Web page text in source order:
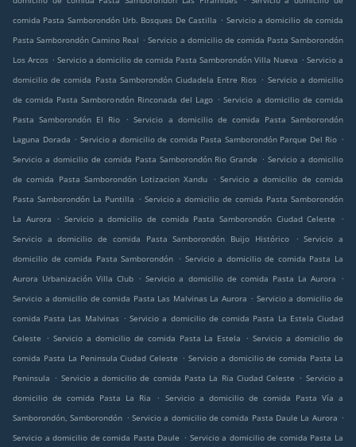
comida Pasta Samborondón Urb. Bosques De Castilla . Servicio a domicilio de comida
Pasta Samborondón Camino Real . Servicio a domicilio de comida Pasta Samborondón
Los Arcos . Servicio a domicilio de comida Pasta Samborondón Villa Nueva . Servicio a
domicilio de comida Pasta Samborondón Ciudadela Entre Rios . Servicio a domicilio
de comida Pasta Samborondón Rinconada del Lago . Servicio a domicilio de comida
Pasta Samborondón El Rio
. Servicio a domicilio de comida Pasta Samborondón
Laguna Dorada . Servicio a domicilio de comida Pasta Samborondón Parque Del Rio .
Servicio a domicilio de comida Pasta Samborondón Rio Grande . Servicio a domicilio
de comida Pasta Samborondón Lotizacion Xandu
. Servicio a domicilio de comida
Pasta Samborondón La Puntilla . Servicio a domicilio de comida Pasta Samborondón
La Aurora
. Servicio a domicilio de comida Pasta Samborondón Ciudad Celeste
.
Servicio a domicilio de comida Pasta Samborondón Buijo Histórico
. Servicio a
domicilio de comida Pasta Samborondón . Servicio a domicilio de comida Pasta La
Aurora Urbanización Villa Club . Servicio a domicilio de comida Pasta La Aurora
.
Servicio a domicilio de comida Pasta Las Malvinas La Aurora . Servicio a domicilio de
comida Pasta Las Malvinas . Servicio a domicilio de comida Pasta La Estela Ciudad
Celeste
. Servicio a domicilio de comida Pasta La Estela . Servicio a domicilio de
comida Pasta La Peninsula Ciudad Celeste . Servicio a domicilio de comida Pasta La
Peninsula . Servicio a domicilio de comida Pasta La Ria Ciudad Celeste . Servicio a
domicilio de comida Pasta La Ria
. Servicio a domicilio de comida Pasta Vía a
Samborondón, Samborondón . Servicio a domicilio de comida Pasta Daule La Aurora .
Servicio a domicilio de comida Pasta Daule . Servicio a domicilio de comida Pasta La